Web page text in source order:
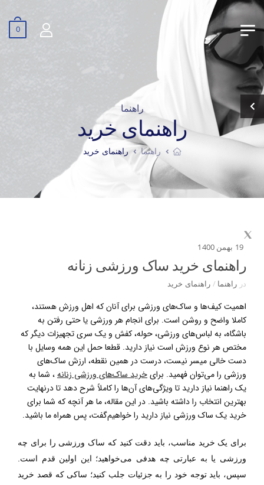
0
راهنما
راهنمای خرید
راهنما راهنمای خرید
19 بهمن 1400
راهنمای خرید ساک ورزشی زنانه
در راهنما / راهنمای خرید
اهمیت کیف‌ها و ساک‌های ورزشی برای آنان که اهل ورزش هستند،
کاملا واضح و روشن است. برای انجام هر ورزشی یا حتی رفتن به
باشگاه، به لباس‌های ورزشی، حوله، کفش و یک ‌سری تجهیزات دیگر که
مختص هر نوع ورزش است نیاز دارید. قطعا حمل این همه وسایل با
دست خالی میسر نیست، درست در همین نقطه، ارزش ساک‌های
ورزشی را می‌توان فهمید. برایخرید ساک‌های ورزشی زنانه، شما به
یک راهنما نیاز دارید تا ویژگی‌های آن‌ها را کاملاً شرح دهد تا در‌نهایت
بهترین انتخاب را داشته ‌باشید. در این مقاله، ما هر آنچه که شما برای
خرید یک ساک ورزشی نیاز دارید را خواهیم‌گفت، پس همراه ما باشید.
برای یک خرید مناسب، باید دقت کنید که ساک ورزشی را برای چه
ورزشی یا به عبارتی چه هدفی می‌خواهید؛ این اولین قدم است.
سپس، باید توجه خود را به جزئیات جلب کنید؛ ساکی که قصد خرید